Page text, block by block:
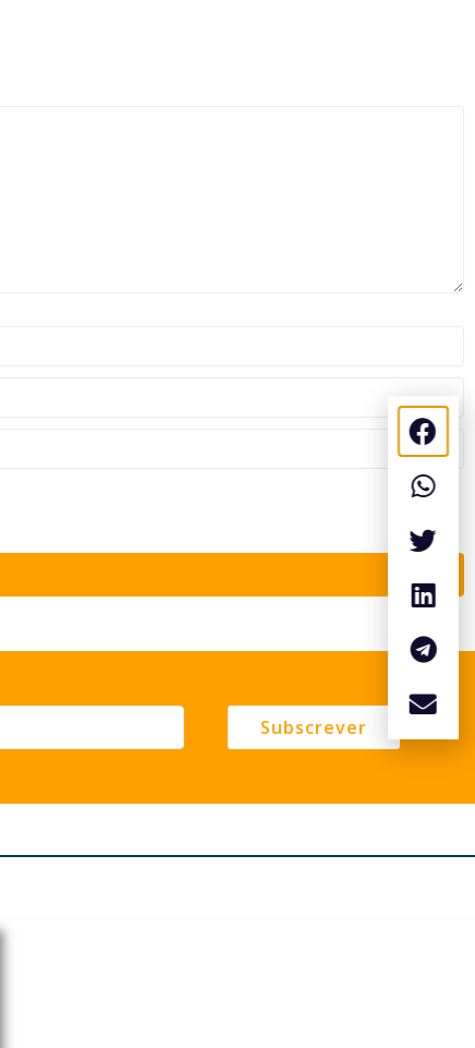
Subscrever